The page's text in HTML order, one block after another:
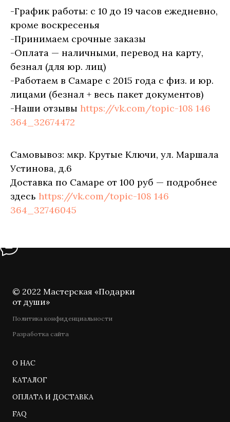
-График работы: с 10 до 19 часов ежедневно,
кроме воскресенья
-Принимаем срочные заказы
-Оплата — наличными, перевод на карту,
безнал (для юр. лиц)
-Работаем в Самаре с 2015 года с физ. и юр.
лицами (безнал + весь пакет документов)
-Наши отзывы https://vk.com/topic-108 146
364_32674472
Самовывоз: мкр. Крутые Ключи, ул. Маршала
Устинова, д.6
Доставка по Самаре от 100 руб — подробнее
здесь https://vk.com/topic-108 146
364_32746045
© 2022 Мастерская «Подарки
от души»
Политика конфиденциальности
Разработка сайта
О НАС
КАТАЛОГ
ОПЛАТА И ДОСТАВКА
FAQ